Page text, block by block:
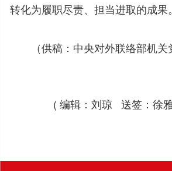
转化为履职尽责、担当进取的成果。
（供稿：中央对外联络部机关
( 编辑：刘琼 送签：徐